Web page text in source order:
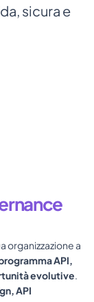
sicura e
organizzazione a
API,
evolutive.
API